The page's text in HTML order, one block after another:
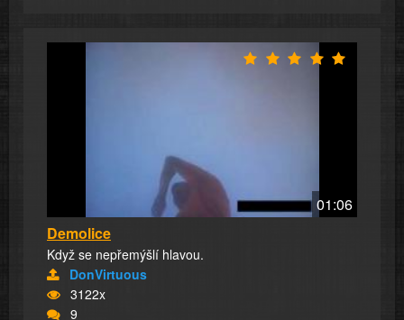
01:06
Demolice
Když se nepřemýšlí hlavou.
DonVirtuous
3122x
9